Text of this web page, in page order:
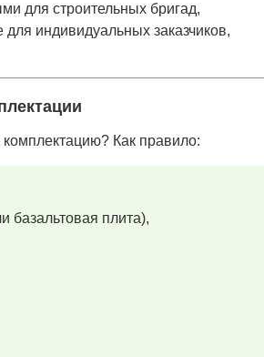
для строительных бригад,
индивидуальных заказчиков,
Как правило:
базальтовая плита),